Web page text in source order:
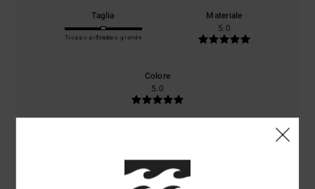
Taglia
Troppo piccoloTroppo grande
Materiale
5.0
Colore
5.0
5/5